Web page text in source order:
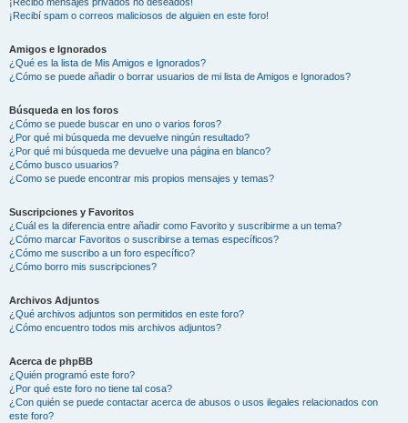
¡Recibí spam o correos maliciosos de alguien en este foro!
Amigos e Ignorados
¿Qué es la lista de Mis Amigos e Ignorados?
¿Cómo se puede añadir o borrar usuarios de mi lista de Amigos e Ignorados?
Búsqueda en los foros
¿Cómo se puede buscar en uno o varios foros?
¿Por qué mi búsqueda me devuelve ningún resultado?
¿Por qué mi búsqueda me devuelve una página en blanco?
¿Cómo busco usuarios?
¿Como se puede encontrar mis propios mensajes y temas?
Suscripciones y Favoritos
¿Cuál es la diferencia entre añadir como Favorito y suscribirme a un tema?
¿Cómo marcar Favoritos o suscribirse a temas específicos?
¿Cómo me suscribo a un foro específico?
¿Cómo borro mis suscripciones?
Archivos Adjuntos
¿Qué archivos adjuntos son permitidos en este foro?
¿Cómo encuentro todos mis archivos adjuntos?
Acerca de phpBB
¿Quién programó este foro?
¿Por qué este foro no tiene tal cosa?
¿Con quién se puede contactar acerca de abusos o usos ilegales relacionados con
este foro?